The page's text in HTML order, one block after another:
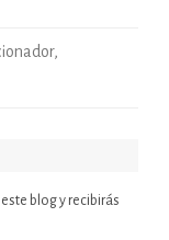
,
blog y recibirás